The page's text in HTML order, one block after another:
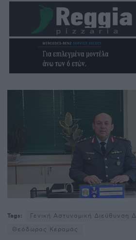
Tags:
Γενική Αστυνομική Διεύθυνση
Θεόδωρος Κεραμάς